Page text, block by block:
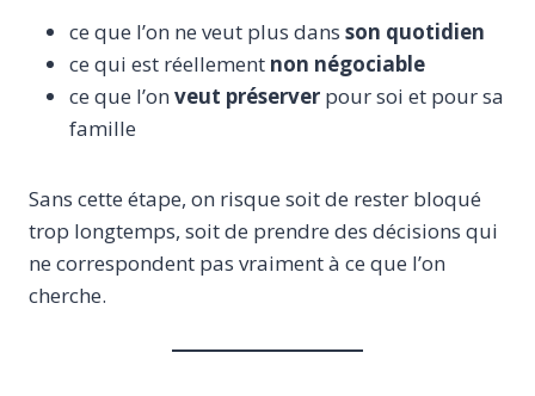
ce que l’on ne veut plus dans son quotidien
ce qui est réellement non négociable
ce que l’on veut préserver pour soi et pour sa
famille
Sans cette étape, on risque soit de rester bloqué
trop longtemps, soit de prendre des décisions qui
ne correspondent pas vraiment à ce que l’on
cherche.